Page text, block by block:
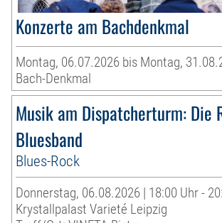
Konzerte am Bachdenkmal
Montag, 06.07.2026 bis Montag,
Bach-Denkmal
Musik am Dispatcherturm: Die
Bluesband
Blues-Rock
Donnerstag, 06.08.2026 | 18:00 Uhr -
Krystallpalast Varieté Leipzig